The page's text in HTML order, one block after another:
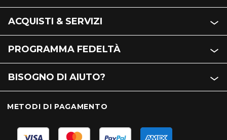
ACQUISTI & SERVIZI
PROGRAMMA FEDELTÀ
BISOGNO DI AIUTO?
METODI DI PAGAMENTO